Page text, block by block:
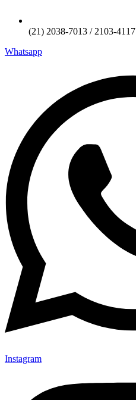
(21) 2038-7013 / 2103-4117
Whatsapp
Instagram